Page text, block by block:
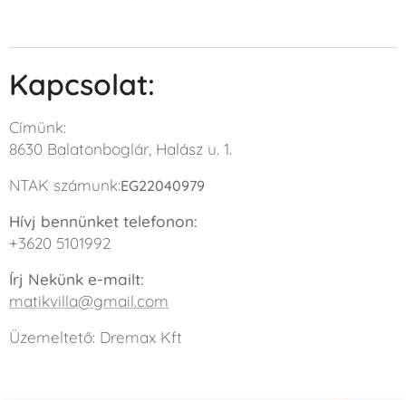
Kapcsolat:
Címünk:
8630 Balatonboglár, Halász u. 1.
NTAK számunk:EG22040979
Hívj bennünket telefonon:
+3620 5101992
Írj Nekünk e-mailt:
matikvilla@gmail.com
Üzemeltető: Dremax Kft